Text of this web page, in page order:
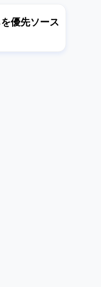
優先ソース